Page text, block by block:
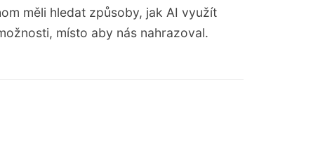
měli hledat způsoby, jak AI využít
místo aby nás nahrazoval.